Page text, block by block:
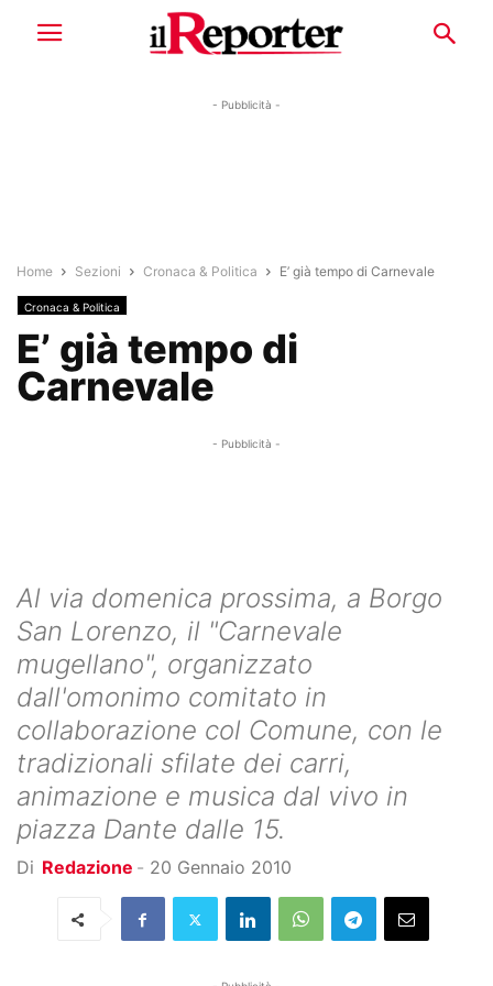
- Pubblicità -
Home Sezioni Cronaca & Politica E’ già tempo di Carnevale
Cronaca & Politica
E’ già tempo di
Carnevale
- Pubblicità -
Al via domenica prossima, a Borgo
San Lorenzo, il "Carnevale
mugellano", organizzato
dall'omonimo comitato in
collaborazione col Comune, con le
tradizionali sfilate dei carri,
animazione e musica dal vivo in
piazza Dante dalle 15.
Di Redazione - 20 Gennaio 2010